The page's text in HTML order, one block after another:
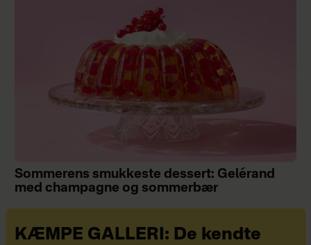
Sommerens smukkeste dessert: Gelérand
med champagne og sommerbær
KÆMPE GALLERI: De kendte